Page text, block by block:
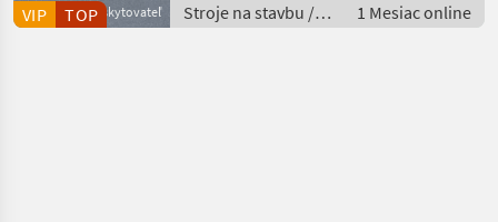
Obchodný poskytovateľ
VIP TOP
Stroje na stavbu /
Ostatné stroje
1 Mesiac online